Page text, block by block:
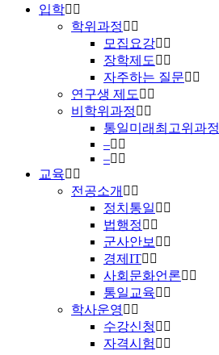
입학
학위과정
모집요강
장학제도
자주하는 질문
연구생 제도
비학위과정
통일미래최고위과정
–
–
교육
전공소개
정치통일
법행정
군사안보
경제IT
사회문화언론
통일교육
학사운영
수강신청
자격시험